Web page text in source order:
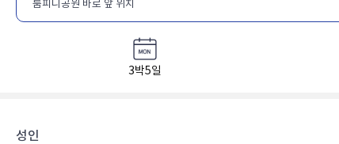
룸피니공원 바로 앞 위치
3박5일
성인